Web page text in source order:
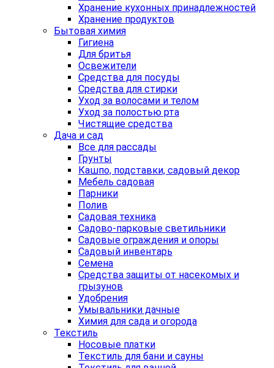
Хранение кухонных принадлежностей
Хранение продуктов
Бытовая химия
Гигиена
Для бритья
Освежители
Средства для посуды
Средства для стирки
Уход за волосами и телом
Уход за полостью рта
Чистящие средства
Дача и сад
Все для рассады
Грунты
Кашпо, подставки, садовый декор
Мебель садовая
Парники
Полив
Садовая техника
Садово-парковые светильники
Садовые ограждения и опоры
Садовый инвентарь
Семена
Средства защиты от насекомых и
грызунов
Удобрения
Умывальники дачные
Химия для сада и огорода
Текстиль
Носовые платки
Текстиль для бани и сауны